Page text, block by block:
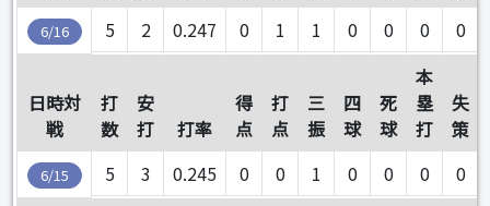
6/16 5 2 0.247 0 1 1 0 0 0 0
日時対
戦
打
数
安
打
打率
得
点
打
点
三
振
四
球
死
球
本
塁
打
失
策
6/15 5 3 0.245 0 0 1 0 0 0 0